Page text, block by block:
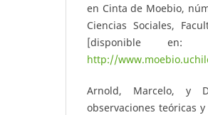
en Cinta de Moebio,
Ciencias Sociales,
[disponible en:
http://
Arnold, Marcelo, y
observaciones teóricas